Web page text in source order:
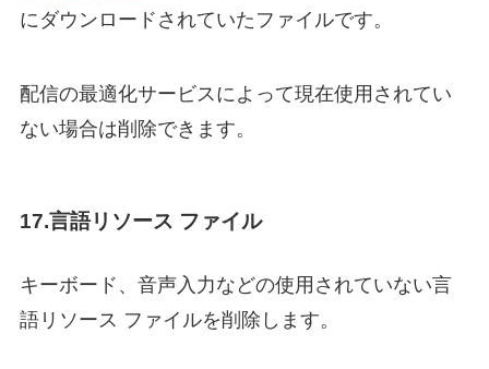
にダウンロードされていたファイルです。
配信の最適化サービスによって現在使用されてい
ない場合は削除できます。
17.言語リソース ファイル
キーボード、音声入力などの使用されていない言
語リソース ファイルを削除します。